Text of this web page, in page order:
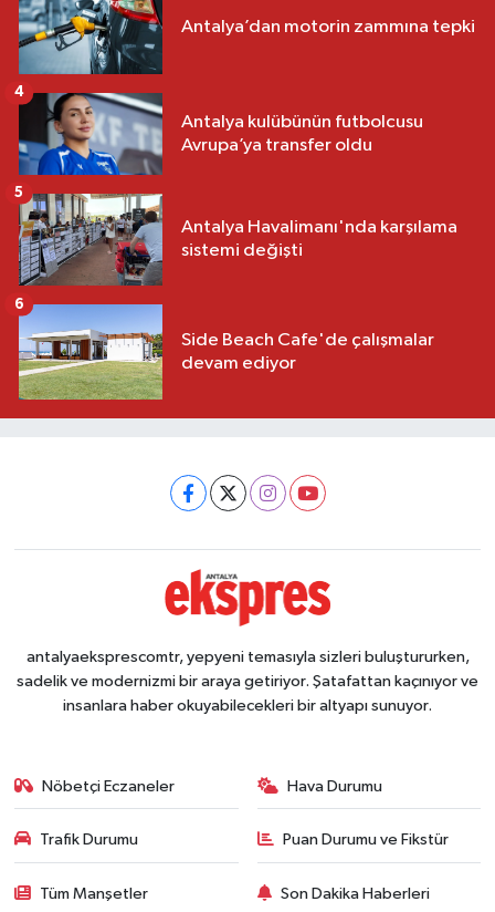
Antalya’dan motorin zammına tepki
Antalya kulübünün futbolcusu
Avrupa’ya transfer oldu
4
Antalya Havalimanı'nda karşılama
sistemi değişti
5
Side Beach Cafe'de çalışmalar
devam ediyor
6
antalyaeksprescomtr, yepyeni temasıyla sizleri buluştururken,
sadelik ve modernizmi bir araya getiriyor. Şatafattan kaçınıyor ve
insanlara haber okuyabilecekleri bir altyapı sunuyor.
Nöbetçi Eczaneler Hava Durumu
Trafik Durumu Puan Durumu ve Fikstür
Tüm Manşetler Son Dakika Haberleri